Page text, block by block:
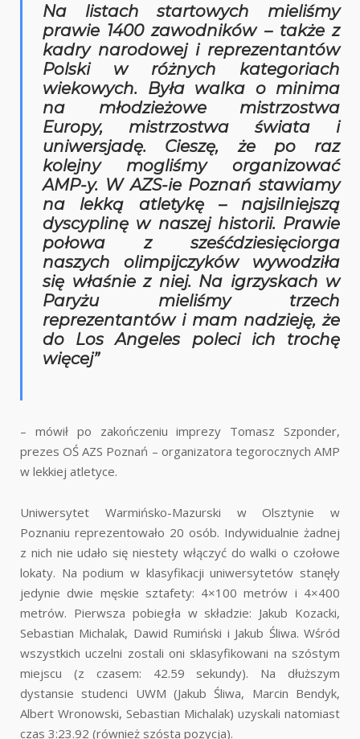
Na listach startowych mieliśmy
prawie 1400 zawodników – także z
kadry narodowej i reprezentantów
Polski w różnych kategoriach
wiekowych. Była walka o minima
na młodzieżowe mistrzostwa
Europy, mistrzostwa świata i
uniwersjadę. Cieszę, że po raz
kolejny mogliśmy organizować
AMP-y. W AZS-ie Poznań stawiamy
na lekką atletykę – najsilniejszą
dyscyplinę w naszej historii. Prawie
połowa z sześćdziesięciorga
naszych olimpijczyków wywodziła
się właśnie z niej. Na igrzyskach w
Paryżu mieliśmy trzech
reprezentantów i mam nadzieję, że
do Los Angeles poleci ich trochę
więcej”
– mówił po zakończeniu imprezy Tomasz Szponder,
prezes OŚ AZS Poznań – organizatora tegorocznych AMP
w lekkiej atletyce.
Uniwersytet Warmińsko-Mazurski w Olsztynie w
Poznaniu reprezentowało 20 osób. Indywidualnie żadnej
z nich nie udało się niestety włączyć do walki o czołowe
lokaty. Na podium w klasyfikacji uniwersytetów stanęły
jedynie dwie męskie sztafety: 4×100 metrów i 4×400
metrów. Pierwsza pobiegła w składzie: Jakub Kozacki,
Sebastian Michalak, Dawid Rumiński i Jakub Śliwa. Wśród
wszystkich uczelni zostali oni sklasyfikowani na szóstym
miejscu (z czasem: 42.59 sekundy). Na dłuższym
dystansie studenci UWM (Jakub Śliwa, Marcin Bendyk,
Albert Wronowski, Sebastian Michalak) uzyskali natomiast
czas 3:23.92 (również szósta pozycja).